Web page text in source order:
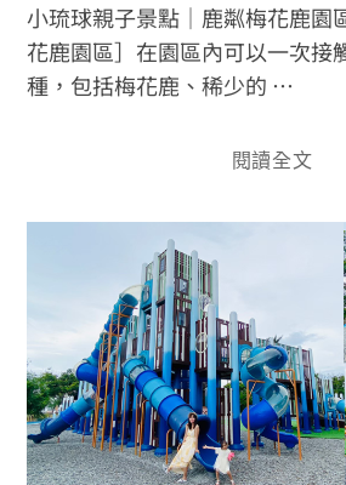
小琉球親子景點｜鹿粼梅花鹿園
花鹿園區］在園區內可以一次接
種，包括梅花鹿、稀少的 …
閱讀全文